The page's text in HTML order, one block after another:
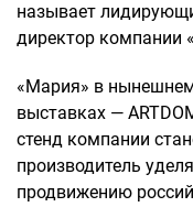
называет
директор компании
«Мария» в
выставках —
стенд компании
производитель
продвижению